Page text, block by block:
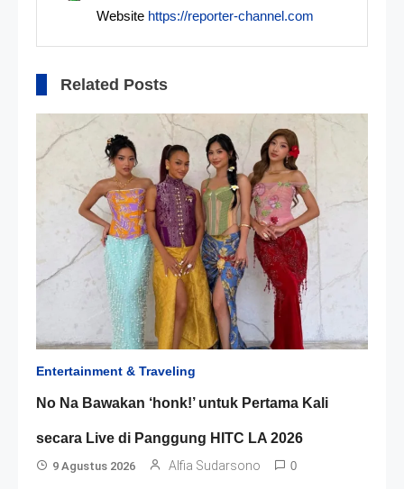
Website https://reporter-channel.com
Related Posts
Entertainment & Traveling
No Na Bawakan ‘honk!’ untuk Pertama Kali
secara Live di Panggung HITC LA 2026
9 Agustus 2026 Alfia Sudarsono 0